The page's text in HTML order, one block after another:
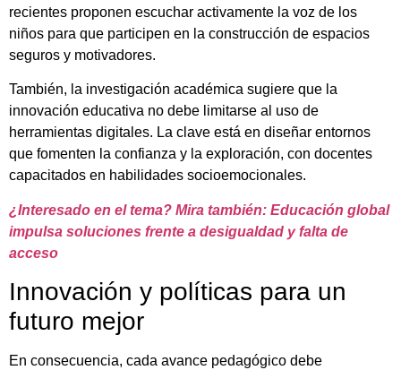
recientes proponen escuchar activamente la voz de los
niños para que participen en la construcción de espacios
seguros y motivadores.
También, la investigación académica sugiere que la
innovación educativa no debe limitarse al uso de
herramientas digitales. La clave está en diseñar entornos
que fomenten la confianza y la exploración, con docentes
capacitados en habilidades socioemocionales.
¿Interesado en el tema? Mira también: Educación global
impulsa soluciones frente a desigualdad y falta de
acceso
Innovación y políticas para un
futuro mejor
En consecuencia, cada avance pedagógico debe